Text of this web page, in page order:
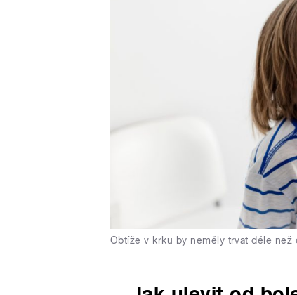
Obtíže v krku by neměly trvat déle než